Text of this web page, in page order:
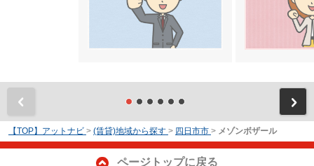
【TOP】アットナビ > (賃貸)地域から探す > 四日市市 > メゾンボザール
ページトップに戻る